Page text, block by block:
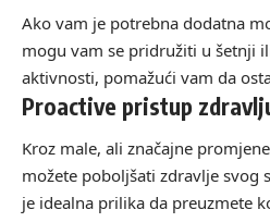
Ako vam je potrebna dodatna
mogu vam se pridružiti u šetnji
aktivnosti, pomažući vam da
Proactive pristup
Kroz male, ali značajne
možete poboljšati zdravlje svog
je idealna prilika da preuzmete